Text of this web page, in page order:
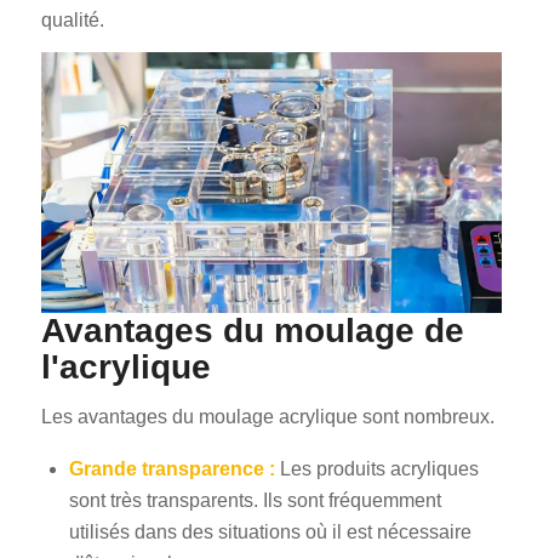
qualité.
Avantages du moulage de
l'acrylique
Les avantages du moulage acrylique sont nombreux.
Grande transparence : Les produits acryliques
sont très transparents. Ils sont fréquemment
utilisés dans des situations où il est nécessaire